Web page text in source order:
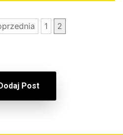
1 2
Dodaj Post